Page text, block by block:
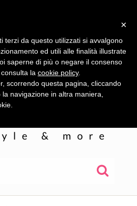
×
terzi da questo utilizzati si avvalgono
ed utili alle finalità illustrate
saperne di più o negare il consenso
la cookie policy.
scorrendo questa pagina, cliccando
navigazione in altra maniera,